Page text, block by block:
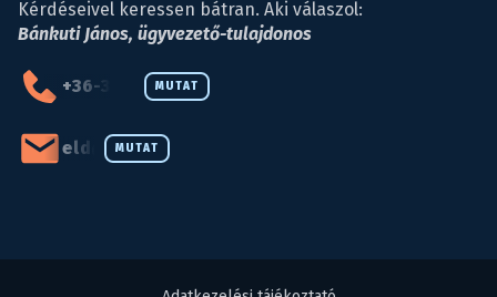
Kérdéseivel keressen bátran. Aki válaszol:
Bánkuti János, ügyvezető-tulajdonos
MUTAT
+36-34-590-027
MUTAT
eld@eld.hu